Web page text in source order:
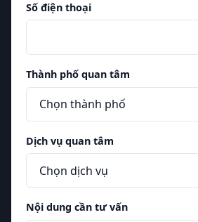
Số điện thoại
Thành phố quan tâm
Dịch vụ quan tâm
Nội dung cần tư vấn